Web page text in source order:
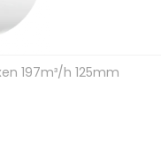
197m³/h 125mm